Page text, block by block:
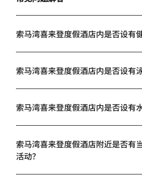
索马湾喜来登度假酒店内是否设有
索马湾喜来登度假酒店内是否设有
索马湾喜来登度假酒店内是否设有
索马湾喜来登度假酒店附近是否有
活动？